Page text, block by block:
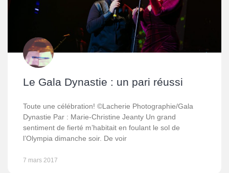
Le Gala Dynastie : un pari réussi
Toute une célébration! ©Lacherie Photographie/Gala
Dynastie Par : Marie-Christine Jeanty Un grand
sentiment de fierté m’habitait en foulant le sol de
l’Olympia dimanche soir. De voir
7 mars 2017